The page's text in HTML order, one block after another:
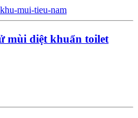
mùi diệt khuẩn toilet